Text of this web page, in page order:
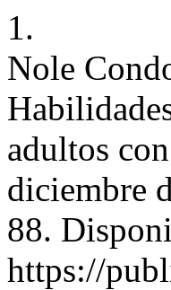
1.
Nole
adultos
diciembre
88.
https://